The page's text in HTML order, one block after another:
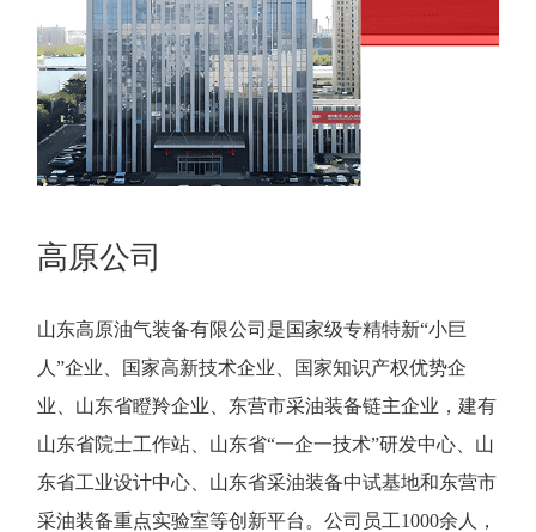
高原公司
山东高原油气装备有限公司是国家级专精特新“小巨
人”企业、国家高新技术企业、国家知识产权优势企
业、山东省瞪羚企业、东营市采油装备链主企业，建有
山东省院士工作站、山东省“一企一技术”研发中心、山
东省工业设计中心、山东省采油装备中试基地和东营市
采油装备重点实验室等创新平台。公司员工1000余人，